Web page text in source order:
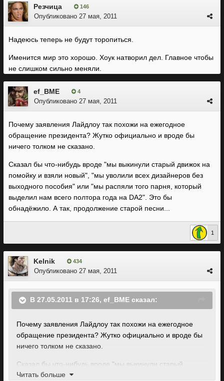
Резчица 146
Опубликовано 27 мая, 2011
Надеюсь теперь не будут торопиться.
Именится мир это хорошо. Хоук натворил дел. Главное чтобы
не слишком сильно меняли.
ef_BME 4
Опубликовано 27 мая, 2011
Почему заявления Лайдлоу так похожи на ежегодное
обращение президента? Жутко официально и вроде бы
ничего толком не сказано.
Сказал бы что-нибудь вроде "мы выкинули старый движок на
помойку и взяли новый", "мы уволили всех дизайнеров без
выходного пособия" или "мы распяли того парня, который
выделил нам всего полтора года на DA2". Это бы
обнадёжило. А так, продолжение старой песни...
1
Kelnik 434
Опубликовано 27 мая, 2011
В 27.05.2011 в 17:26, ef_BME сказал:
Почему заявления Лайдлоу так похожи на ежегодное
обращение президента? Жутко официально и вроде бы
ничего толком не сказано.
Сказал бы что-нибудь вроде "мы выкинули старый
движок на помойку и взяли новый", "мы уволили всех
Читать больше